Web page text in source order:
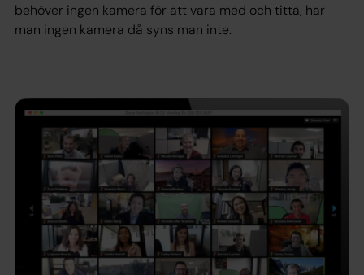
behöver ingen kamera för att vara med och titta, har
man ingen kamera då syns man inte.